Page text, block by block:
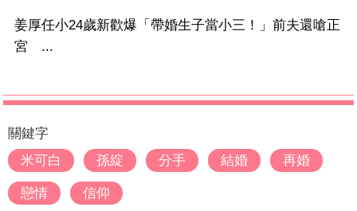
姜厚任小24歲新歡爆「帶婚生子當小三！」前夫還嗆正
宮 ...
關鍵字
米可白
孫綻 分手 結婚 再婚
戀情 信仰